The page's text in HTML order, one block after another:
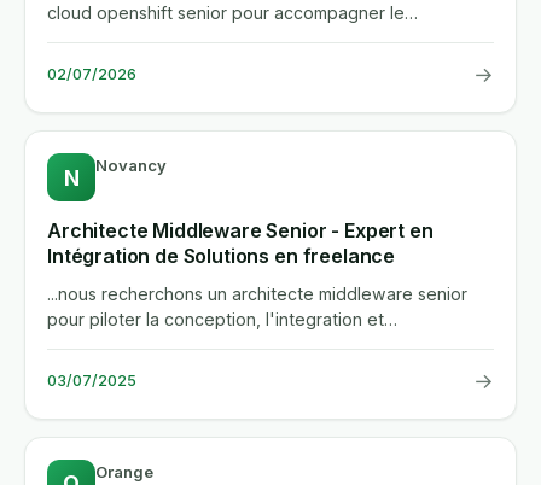
cloud openshift senior pour accompagner le
developpement de nos projets...
02/07/2026 →
N Novancy
Architecte Middleware Senior - Expert en
Intégration de Solutions en freelance
...nous recherchons un architecte middleware senior
pour piloter la conception, l'integration et
l'optimisation de...
03/07/2025 →
Orange